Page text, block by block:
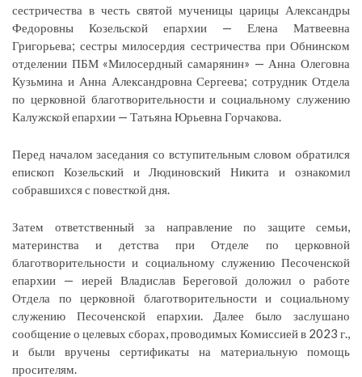
сестричества в честь святой мученицы царицы Александры
Федоровны Козельской епархии — Елена Матвеевна
Григорьева; сестры милосердия сестричества при Обнинском
отделении ПБМ «Милосердный самарянин» — Анна Олеговна
Кузьмина и Анна Александровна Сергеева; сотрудник Отдела
по церковной благотворительности и социальному служению
Калужской епархии — Татьяна Юрьевна Горчакова.
Перед началом заседания со вступительным словом обратился
епископ Козельский и Людиновский Никита и ознакомил
собравшихся с повесткой дня.
Затем ответственный за направление по защите семьи,
материнства и детства при Отделе по церковной
благотворительности и социальному служению Песоченской
епархии — иерей Владислав Береговой доложил о работе
Отдела по церковной благотворительности и социальному
служению Песоченской епархии. Далее было заслушано
сообщение о целевых сборах, проводимых Комиссией в 2023 г.,
и были вручены сертификаты на материальную помощь
просителям.